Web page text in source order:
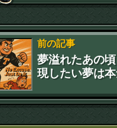
前の記事
夢溢れたあの
現したい夢は